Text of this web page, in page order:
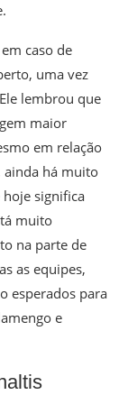
caso de
uma vez
lembrou que
maior
em relação
ainda há muito
significa
muito
na parte de
as equipes,
esperados para
e